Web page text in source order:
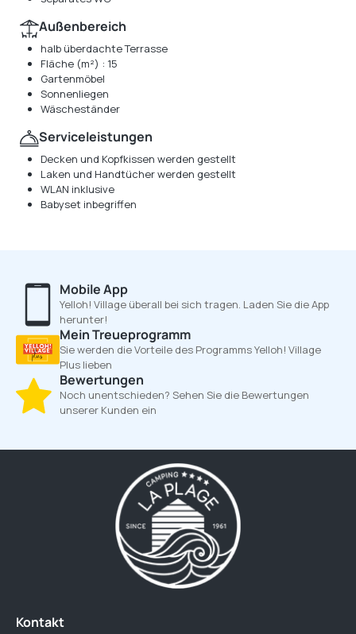
Außenbereich
halb überdachte Terrasse
Fläche (m²) : 15
Gartenmöbel
Sonnenliegen
Wäscheständer
Serviceleistungen
Decken und Kopfkissen werden gestellt
Laken und Handtücher werden gestellt
WLAN inklusive
Babyset inbegriffen
Mobile App
Yelloh! Village überall bei sich tragen. Laden Sie die App
herunter!
Mein Treueprogramm
Sie werden die Vorteile des Programms Yelloh! Village
Plus lieben
Bewertungen
Noch unentschieden? Sehen Sie die Bewertungen
unserer Kunden ein
Kontakt